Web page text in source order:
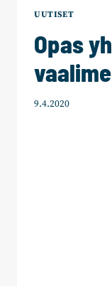
UUTISET
Opas
9.4.2020